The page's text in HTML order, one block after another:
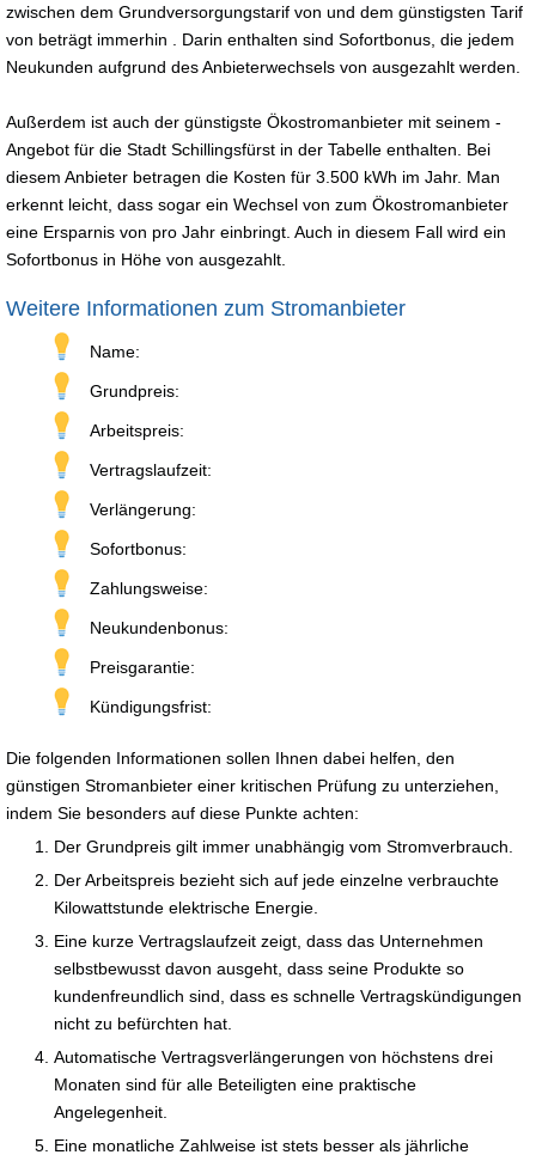
zwischen dem Grundversorgungstarif von und dem günstigsten Tarif
von beträgt immerhin . Darin enthalten sind Sofortbonus, die jedem
Neukunden aufgrund des Anbieterwechsels von ausgezahlt werden.
Außerdem ist auch der günstigste Ökostromanbieter mit seinem -
Angebot für die Stadt Schillingsfürst in der Tabelle enthalten. Bei
diesem Anbieter betragen die Kosten für 3.500 kWh im Jahr. Man
erkennt leicht, dass sogar ein Wechsel von zum Ökostromanbieter
eine Ersparnis von pro Jahr einbringt. Auch in diesem Fall wird ein
Sofortbonus in Höhe von ausgezahlt.
Weitere Informationen zum Stromanbieter
Name:
Grundpreis:
Arbeitspreis:
Vertragslaufzeit:
Verlängerung:
Sofortbonus:
Zahlungsweise:
Neukundenbonus:
Preisgarantie:
Kündigungsfrist:
Die folgenden Informationen sollen Ihnen dabei helfen, den
günstigen Stromanbieter einer kritischen Prüfung zu unterziehen,
indem Sie besonders auf diese Punkte achten:
Der Grundpreis gilt immer unabhängig vom Stromverbrauch.
Der Arbeitspreis bezieht sich auf jede einzelne verbrauchte
Kilowattstunde elektrische Energie.
Eine kurze Vertragslaufzeit zeigt, dass das Unternehmen
selbstbewusst davon ausgeht, dass seine Produkte so
kundenfreundlich sind, dass es schnelle Vertragskündigungen
nicht zu befürchten hat.
Automatische Vertragsverlängerungen von höchstens drei
Monaten sind für alle Beteiligten eine praktische
Angelegenheit.
Eine monatliche Zahlweise ist stets besser als jährliche